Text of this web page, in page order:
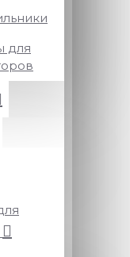
для